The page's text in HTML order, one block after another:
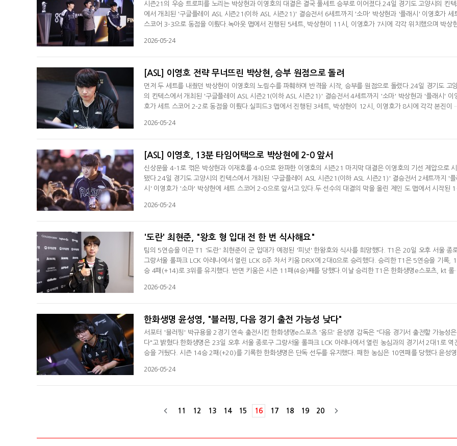
시즌21의 우승 트로피를 노리는 박상현과 이영호의 대결은 결국 풀세트 승부로 이어졌다.24일 경기도 고양시의 킨텍
에서 개최된 '구글플레이 ASL 시즌21(이하 ASL 시즌21)' 결승전서 6세트까지 '소마' 박상현과 '플래시' 이영호가 세
스코어 3-3으로 동점을 이뤘다.녹아웃 맵에서 진행된 5세트, 박상현이 11시, 이영호가 7시에 각각 위치했으며 박상
호의 앞마당 쪽으로 저글링과 럴커를 보내며 빠른 공세를 택했지만 입구 방어막은 뚫릴 듯 뚫리지 않았으며 모든 병력
2026-05-24
[ASL] 이영호 전략 무너뜨린 박상현, 승부 원점으로 돌려
먼저 두 세트를 내줬던 박상현이 이영호의 노림수를 파훼하며 반격을 시작, 승부를 원점으로 돌렸다.24일 경기도 고
의 킨텍스에서 개최된 '구글플레이 ASL 시즌21(이하 ASL 시즌21)' 결승전서 4세트까지 '소마' 박상현과 '플래시' 이
호가 세트 스코어 2-2로 동점을 이뤘다.실피드3 맵에서 진행된 3세트, 박상현이 12시, 이영호가 8시에 각각 본진이 설
제까지 시도했으나 이영호가 이를 잘 커트했다. 박상현이 저글링을 꺼내 상대 9시쪽 타격을 시작했으나 이영호도 벙커
2026-05-24
[ASL] 이영호, 13분 타임어택으로 박상현에 2-0 앞서
신상문을 4-1로 꺾은 박상현과 이재호를 4-0으로 완파한 이영호의 시즌21 마지막 대결은 이영호의 기선 제압으로
됐다.24일 경기도 고양시의 킨텍스에서 개최된 '구글플레이 ASL 시즌21(이하 ASL 시즌21)' 결승전서 2세트까지 '플
시' 이영호가 '소마' 박상현에 세트 스코어 2-0으로 앞서고 있다.두 선수의 대결의 막을 올린 제인 도 맵에서 시작된 1
뮤탈리스크가 10시쪽을 돌아 이영호 쪽 견제를 시도했으나 이영호도 터렛을 곳곳에 설치해두며 이를 막아냈다. 방어 1
2026-05-24
'도란' 최현준, "왕호 형 입대 전 한 번 식사해요"
팀의 5연승을 이끈 T1 '도란' 최현준이 군 입대가 예정된 '피넛' 한왕호와 식사를 희망했다. T1은 20일 오후 서울 종
그랑서울 롤파크 LCK 아레나에서 열린 LCK 8주 차서 키움 DRX에 2대0으로 승리했다. 승리한 T1은 5연승을 기록,
승 4패(+14)로 3위를 유지했다. 반면 키움은 시즌 11패(4승)째를 당했다.이날 승리한 T1은 한화생명e스포츠, kt 롤
도한 거 같은데 좋은 데이터가 될 거 같다"라며 "아쉬웠던 부분은 2세트 초반부터 게임이 불리해졌다. 잘 안 하던 바루
2026-05-24
한화생명 윤성영, "블러핑, 다음 경기 출전 가능성 낮다"
서포터 '블러핑' 박규용을 2경기 연속 출전시킨 한화생명e스포츠 '옴므' 윤성영 감독은 "다음 경기서 출전할 가능성
다"고 밝혔다.한화생명은 23일 오후 서울 종로구 그랑서울 롤파크 LCK 아레나에서 열린 농심과의 경기서 2대1로 역
승을 거뒀다. 시즌 14승 2패(+20)를 기록한 한화생명은 단독 선두를 유지했다. 패한 농심은 10연패를 당했다.윤성
에 기분 좋다"라며 "('블러핑' 박규용의 출전 여부에 관해선) '딜라이트' 유환중과 '블러핑' 박규용이 어떻게 하느냐에
2026-05-24
11 12 13 14 15 16 17 18 19 20